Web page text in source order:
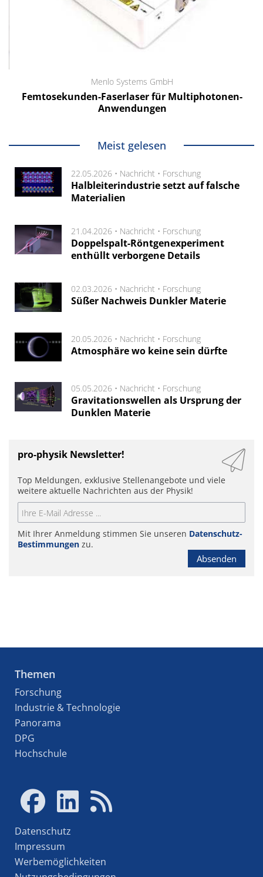
Menlo Systems GmbH
Femtosekunden-Faserlaser für Multiphotonen-
Anwendungen
Meist gelesen
22.05.2026 • Nachricht • Forschung
Halbleiterindustrie setzt auf falsche
Materialien
21.04.2026 • Nachricht • Forschung
Doppelspalt-Röntgenexperiment
enthüllt verborgene Details
02.03.2026 • Nachricht • Forschung
Süßer Nachweis Dunkler Materie
20.05.2026 • Nachricht • Forschung
Atmosphäre wo keine sein dürfte
05.05.2026 • Nachricht • Forschung
Gravitationswellen als Ursprung der
Dunklen Materie
pro-physik Newsletter!
Top Meldungen, exklusive Stellenangebote und viele
weitere aktuelle Nachrichten aus der Physik!
Mit Ihrer Anmeldung stimmen Sie unseren Datenschutz-
Bestimmungen zu.
Absenden
Themen
Forschung
Industrie & Technologie
Panorama
DPG
Hochschule
Datenschutz
Impressum
Werbemöglichkeiten